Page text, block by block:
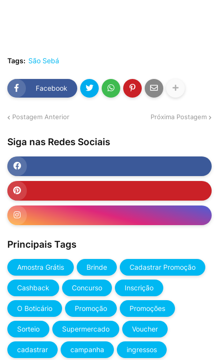
Tags: São Sebá
Facebook
Postagem Anterior Próxima Postagem
Siga nas Redes Sociais
Principais Tags
Amostra Grátis Brinde Cadastrar Promoção
Cashback Concurso Inscrição
O Boticário Promoção Promoções
Sorteio Supermercado Voucher
cadastrar campanha ingressos